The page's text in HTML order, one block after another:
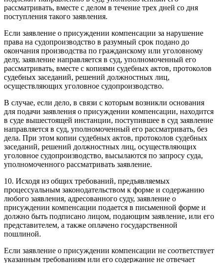
рассматривать, вместе с делом в течение трех дней со дня
поступления такого заявления.
Если заявление о присуждении компенсации за нарушение
права на судопроизводство в разумный срок подано до
окончания производства по гражданскому или уголовному
делу, заявление направляется в суд, уполномоченный его
рассматривать, вместе с копиями судебных актов, протоколов
судебных заседаний, решений должностных лиц,
осуществляющих уголовное судопроизводство.
В случае, если дело, в связи с которым возникли основания
для подачи заявления о присуждении компенсации, находится
в суде вышестоящей инстанции, поступившее в суд заявление
направляется в суд, уполномоченный его рассматривать, без
дела. При этом копии судебных актов, протоколов судебных
заседаний, решений должностных лиц, осуществляющих
уголовное судопроизводство, высылаются по запросу суда,
уполномоченного рассматривать заявление.
10. Исходя из общих требований, предъявляемых
процессуальным законодательством к форме и содержанию
любого заявления, адресованного суду, заявление о
присуждении компенсации подается в письменной форме и
должно быть подписано лицом, подающим заявление, или его
представителем, а также оплачено государственной
пошлиной.
Если заявление о присуждении компенсации не соответствует
указанным требованиям или его содержание не отвечает